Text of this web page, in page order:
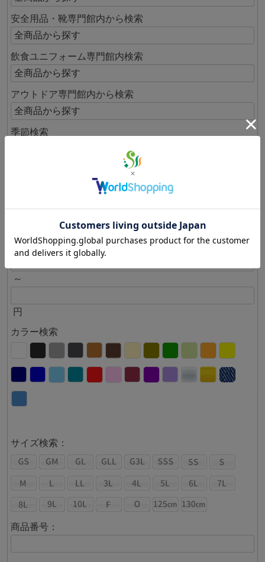
安全用品・靴専門館内から検索
飲食ユニフォーム専門館内検索
アウトドア専門館内から検索
季節検索
キーワード検索：
価格検索：
～
円
カラー検索
サイズ検索：
商品番号：